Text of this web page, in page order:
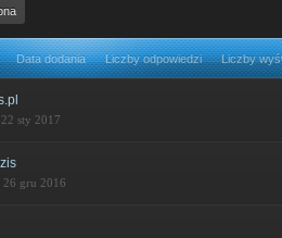
Data dodania Liczby odpowiedzi Liczby
22 sty 2017
26 gru 2016